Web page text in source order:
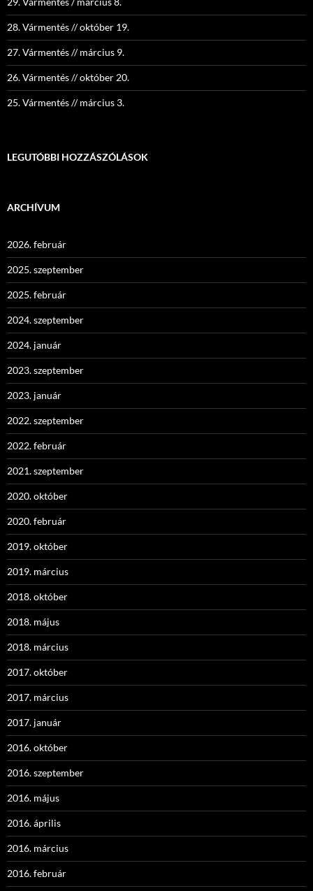
28. Vármentés // október 19.
27. Vármentés // március 9.
26. Vármentés // október 20.
25. Vármentés // március 3.
LEGUTÓBBI HOZZÁSZÓLÁSOK
ARCHÍVUM
2026. február
2025. szeptember
2025. február
2024. szeptember
2024. január
2023. szeptember
2023. január
2022. szeptember
2022. február
2021. szeptember
2020. október
2020. február
2019. október
2019. március
2018. október
2018. május
2018. március
2017. október
2017. március
2017. január
2016. október
2016. szeptember
2016. május
2016. április
2016. március
2016. február